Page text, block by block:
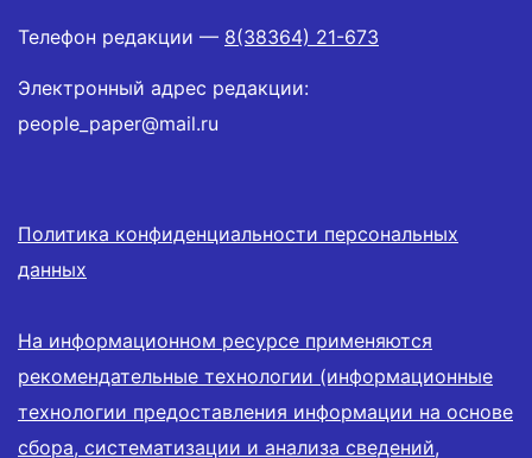
Телефон редакции — 8(38364) 21-673
Электронный адрес редакции:
people_paper@mail.ru
Политика конфиденциальности персональных
данных
На информационном ресурсе применяются
рекомендательные технологии (информационные
технологии предоставления информации на основе
сбора, систематизации и анализа сведений,